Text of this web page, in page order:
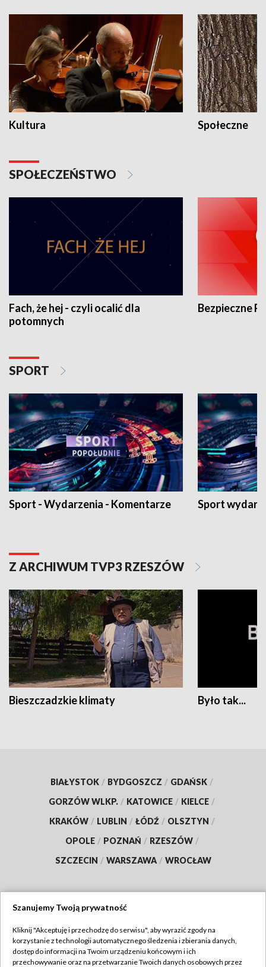
Kultura Społeczne
SPOŁECZEŃSTWO
Fach, że hej - czyli ocalić dla
potomnych
Bezpieczne
SPORT
Sport - Wydarzenia - Komentarze Sport
Z ARCHIWUM TVP3 RZESZÓW
Bieszczadzkie klimaty Było tak...
BIAŁYSTOK / BYDGOSZCZ / GDAŃSK /
GORZÓW WLKP. / KATOWICE / KIELCE /
KRAKÓW / LUBLIN / ŁÓDŹ / OLSZTYN /
OPOLE / POZNAŃ / RZESZÓW /
SZCZECIN / WARSZAWA / WROCŁAW
TVP
Abonament TVP
Szanujemy Twoją prywatność
Kliknij "Akceptuję i przechodzę do serwisu", aby wyrazić zgody na
korzystanie z technologii automatycznego śledzenia i zbierania danych,
dostęp do informacji na Twoim urządzeniu końcowym i ich
przechowywanie oraz na przetwarzanie Twoich danych osobowych przez